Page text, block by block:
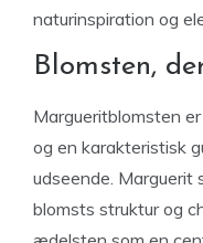
naturinspiration og
Blomsten,
Margueritblomsten
og en karakteristisk
udseende. Marguerit
blomsts struktur og